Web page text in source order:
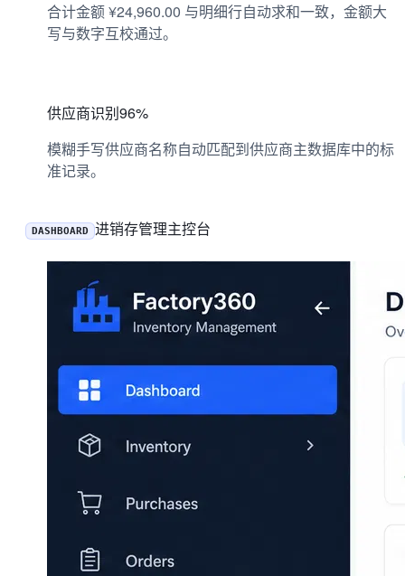
合计金额 ¥24,960.00 与明细行自动求和一致，金额大
写与数字互校通过。
供应商识别96%
模糊手写供应商名称自动匹配到供应商主数据库中的标
准记录。
DASHBOARD 进销存管理主控台